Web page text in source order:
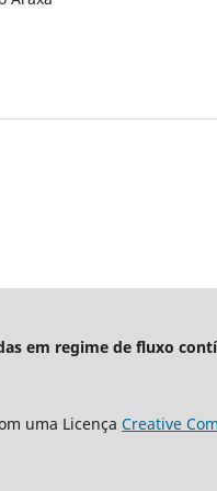
em regime de fluxo
uma Licença Creative